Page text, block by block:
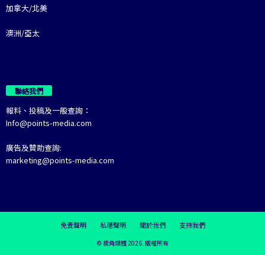
加拿大/北美
澳洲/亞太
聯絡我們
報料、投稿及一般查詢：
Info@points-media.com
廣告及贊助查詢:
marketing@points-media.com
免責聲明 私隱聲明 關於我們 支持我們
© 棱角媒體 2026. 版權所有